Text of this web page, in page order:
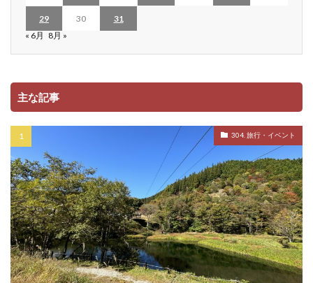
29 30
31
« 6月 8月 »
主な記事
304. 旅行・イベント